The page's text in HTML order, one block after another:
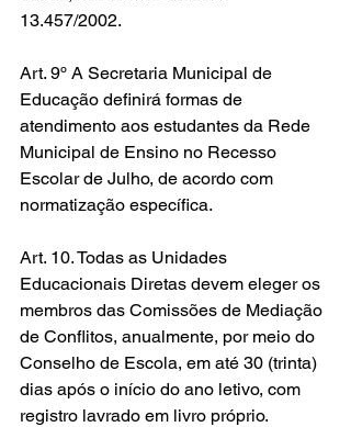
13.457/2002.
Art. 9º A Secretaria Municipal de
Educação definirá formas de
atendimento aos estudantes da Rede
Municipal de Ensino no Recesso
Escolar de Julho, de acordo com
normatização específica.
Art. 10. Todas as Unidades
Educacionais Diretas devem eleger os
membros das Comissões de Mediação
de Conflitos, anualmente, por meio do
Conselho de Escola, em até 30 (trinta)
dias após o início do ano letivo, com
registro lavrado em livro próprio.